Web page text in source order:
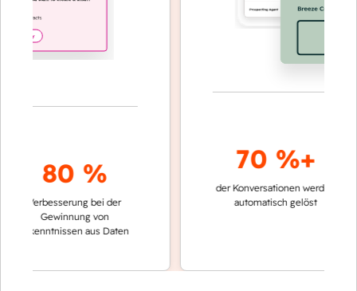
80 %
Verbesserung bei der
Gewinnung von
aus Daten
70 %+
der Konversationen werden
automatisch gelöst